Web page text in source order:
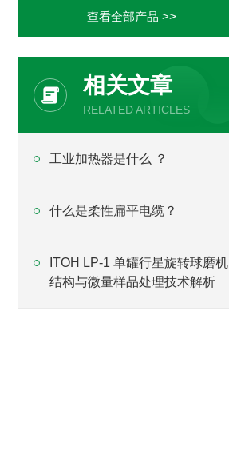
查看全部产品 >>
相关文章
RELATED ARTICLES
工业加热器是什么 ？
什么是柔性扁平电缆？
ITOH LP-1 单罐行星旋转球磨机
结构与微量样品处理技术解析